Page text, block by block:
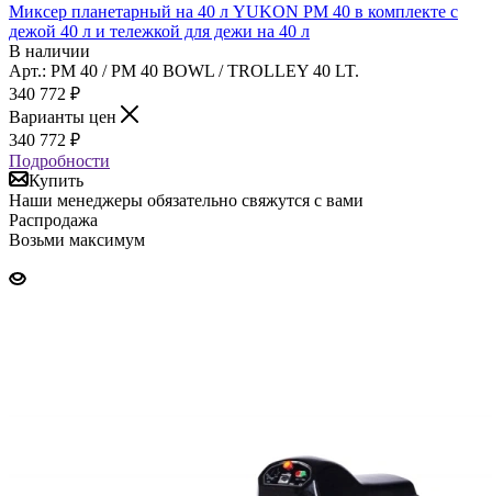
Миксер планетарный на 40 л YUKON PM 40 в комплекте с
дежой 40 л и тележкой для дежи на 40 л
В наличии
Арт.: PM 40 / PM 40 BOWL / TROLLEY 40 LT.
340 772 ₽
Варианты цен
340 772 ₽
Подробности
Купить
Наши менеджеры обязательно свяжутся с вами
Распродажа
Возьми максимум